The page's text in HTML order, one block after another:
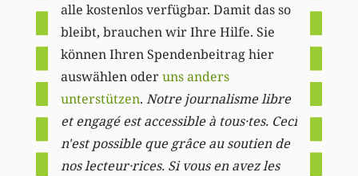
alle kostenlos verfügbar. Damit das so
bleibt, brauchen wir Ihre Hilfe. Sie
können Ihren Spendenbeitrag hier
auswählen oderuns anders
unterstützen. Notre journalisme libre
et engagé est accessible à tous·tes. Ceci
n'est possible que grâce au soutien de
nos lecteur·rices. Si vous en avez les